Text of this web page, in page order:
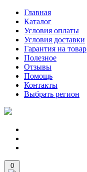
Главная
Каталог
Условия оплаты
Условия доставки
Гарантия на товар
Полезное
Отзывы
Помощь
Контакты
Выбрать регион
0